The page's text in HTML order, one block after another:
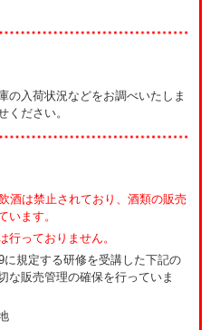
つでも退会することができます。
または主催者が不適切と判断した場
合があります。
、速やかに主催者へご連絡くださ
発行手数料および送料をご負担いた
度の3月末日までとします。
って自動的に終了いたします。
別途ご案内いたします。
の入荷状況などをお調べいたしま
ください。
酒は禁止されており、酒類の販売
います。
行っておりません。
規定する研修を受講した下記の
な販売管理の確保を行っていま